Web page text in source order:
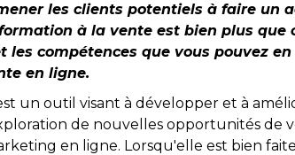
les clients potentiels à faire un
à la vente est bien plus que
les compétences que vous pouvez
en ligne.
un outil visant à développer et à
de nouvelles opportunités de
en ligne. Lorsqu'elle est bien